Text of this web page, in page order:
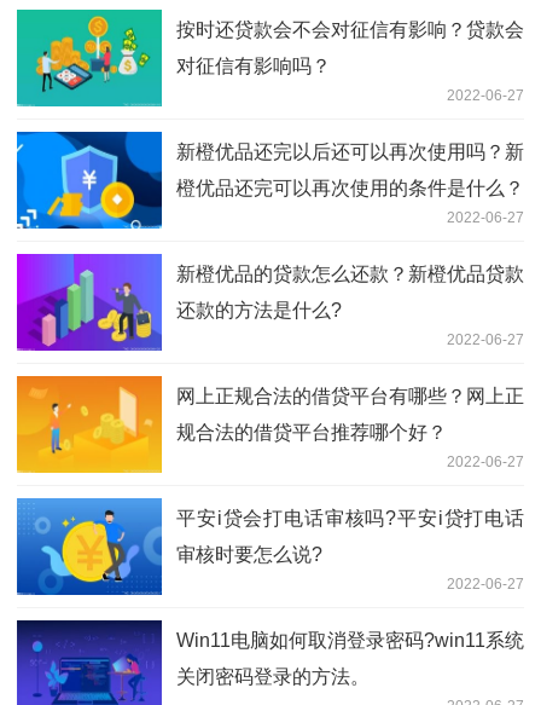
按时还贷款会不会对征信有影响？贷款会
对征信有影响吗？
2022-06-27
新橙优品还完以后还可以再次使用吗？新
橙优品还完可以再次使用的条件是什么？
2022-06-27
新橙优品的贷款怎么还款？新橙优品贷款
还款的方法是什么?
2022-06-27
网上正规合法的借贷平台有哪些？网上正
规合法的借贷平台推荐哪个好？
2022-06-27
平安i贷会打电话审核吗?平安i贷打电话
审核时要怎么说?
2022-06-27
Win11电脑如何取消登录密码?win11系统
关闭密码登录的方法。